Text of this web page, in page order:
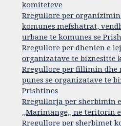
komiteteve
Rregullore per
komunes mefshatrat,
urbane te komunes se
Rregullore per dhenien e
organizatave te biznesitte
Rregullore per fillimin
punes se organizatave te
Prishtines
Rregullorja per sherbimin
,,Marimange,, ne teritorin
Rregullore per sherbimet